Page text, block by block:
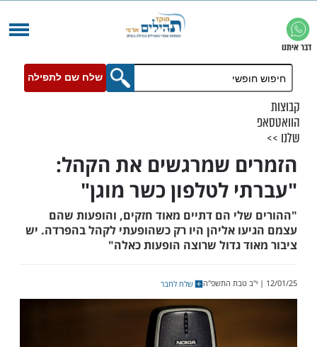
שלח שם לתפילה
שמרגשים את הקהל:
לטלפון כשר מוגן"
אליהן היו רק כשהופעתי לקהל בהפרדה. יש
גדול שרוצה הופעות כאלה"